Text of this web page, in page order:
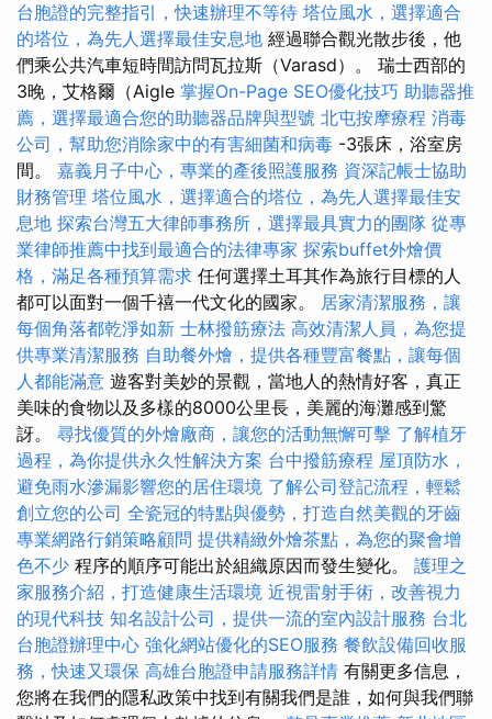
台胞證的完整指引，快速辦理不等待 塔位風水，選擇適合
的塔位，為先人選擇最佳安息地 經過聯合觀光散步後，他
們乘公共汽車短時間訪問瓦拉斯（Varasd）。 瑞士西部的
3晚，艾格爾（Aigle 掌握On-Page SEO優化技巧 助聽器推
薦，選擇最適合您的助聽器品牌與型號 北屯按摩療程 消毒
公司，幫助您消除家中的有害細菌和病毒 -3張床，浴室房
間。 嘉義月子中心，專業的產後照護服務 資深記帳士協助
財務管理 塔位風水，選擇適合的塔位，為先人選擇最佳安
息地 探索台灣五大律師事務所，選擇最具實力的團隊 從專
業律師推薦中找到最適合的法律專家 探索buffet外燴價
格，滿足各種預算需求 任何選擇土耳其作為旅行目標的人
都可以面對一個千禧一代文化的國家。 居家清潔服務，讓
每個角落都乾淨如新 士林撥筋療法 高效清潔人員，為您提
供專業清潔服務 自助餐外燴，提供各種豐富餐點，讓每個
人都能滿意 遊客對美妙的景觀，當地人的熱情好客，真正
美味的食物以及多樣的8000公里長，美麗的海灘感到驚
訝。 尋找優質的外燴廠商，讓您的活動無懈可擊 了解植牙
過程，為你提供永久性解決方案 台中撥筋療程 屋頂防水，
避免雨水滲漏影響您的居住環境 了解公司登記流程，輕鬆
創立您的公司 全瓷冠的特點與優勢，打造自然美觀的牙齒
專業網路行銷策略顧問 提供精緻外燴茶點，為您的聚會增
色不少 程序的順序可能出於組織原因而發生變化。 護理之
家服務介紹，打造健康生活環境 近視雷射手術，改善視力
的現代科技 知名設計公司，提供一流的室內設計服務 台北
台胞證辦理中心 強化網站優化的SEO服務 餐飲設備回收服
務，快速又環保 高雄台胞證申請服務詳情 有關更多信息，
您將在我們的隱私政策中找到有關我們是誰，如何與我們聯